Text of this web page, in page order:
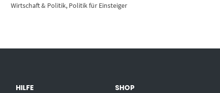
Wirtschaft & Politik, Politik für Einsteiger
HILFE SHOP